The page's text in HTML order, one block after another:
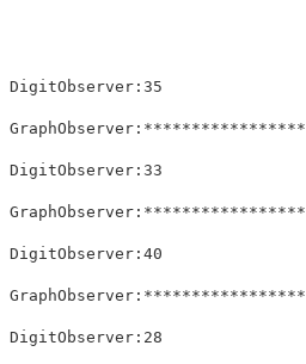
DigitObserver:35
DigitObserver:33
DigitObserver:40
DigitObserver:28